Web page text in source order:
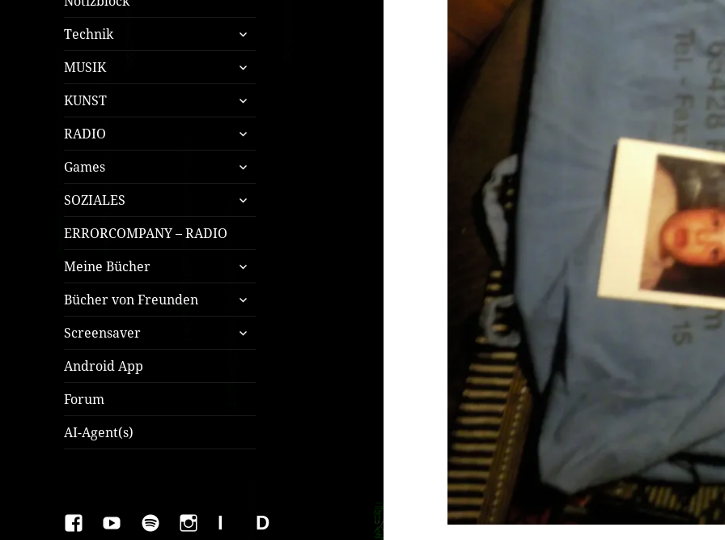
Technik
untermenü
öffnen
MUSIK
untermenü
öffnen
KUNST
untermenü
öffnen
RADIO
untermenü
öffnen
Games
untermenü
öffnen
SOZIALES
untermenü
öffnen
ERRORCOMPANY – RADIO
Meine Bücher
untermenü
öffnen
Bücher von Freunden
untermenü
öffnen
Screensaver
untermenü
öffnen
Android App
Forum
AI-Agent(s)
FAKEBOOK
YOUTUBESPOTIFYINSTAGRAM
IMPRESSUMDatenschutzerklärung